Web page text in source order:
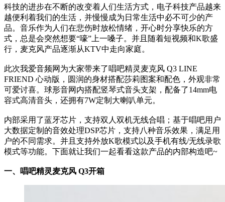
科技的进步在不断的改变着人们生活方式，电子科技产品越来
越便利着我们的生活，并慢慢成为日常生活中必不可少的产
品。音乐作为人们在悲伤时放松情绪，开心时分享快乐的方
式，总是会突然想要“嚎”上一嗓子。并且随着短视频和K歌盛
行，麦克风产品逐渐从KTV中走向家庭。
此次我爱音频网为大家带来了唱吧精灵麦克风 Q3 LINE
FRIEND 心动版，圆润的身材搭配莎莉图案和配色，外观非常
可爱讨喜。球形音网内搭配竖琴式音头支架，配备了14mm电
容式高清音头，还拥有7W定制大喇叭单元。
内部采用了蓝牙芯片，支持双人双机无线合唱；基于唱吧用户
大数据定制的音效处理DSP芯片，支持八种音乐效果，满足用
户的不同需求。并且支持外放K歌模式以及手机有线/无线录歌
模式等功能。下面就让我们一起看看这款产品的内部构造吧~
一、唱吧精灵麦克风 Q3开箱